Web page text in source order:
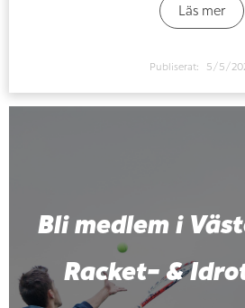
Läs mer
Publiserat: 5/5/
Bli medlem i
Racket- &